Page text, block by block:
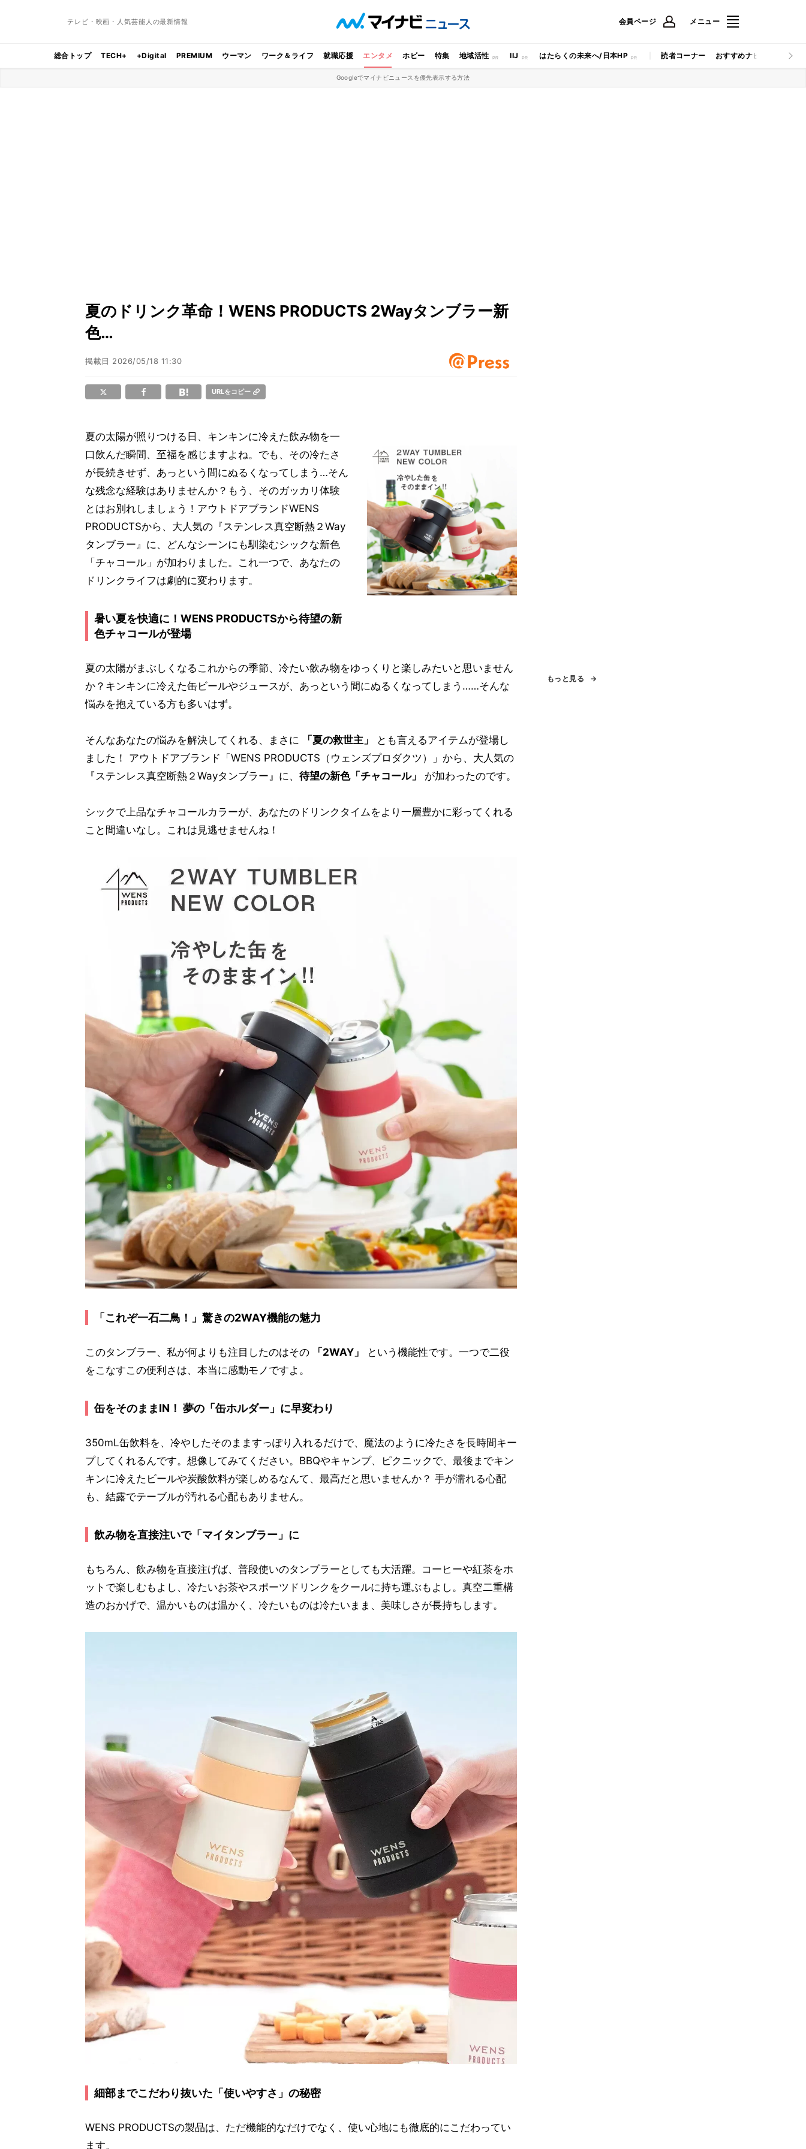
テレビ・映画・人気芸能人の最新情報 会員ページ メニュー
総合トップ TECH+ +Digital PREMIUM ウーマン ワーク＆ライフ 就職応援 エンタメ ホビー 特集 地域活性 IIJ はたらくの未来へ/日本HP 読者コーナー おすすめナビ マイナビ
Googleでマイナビニュースを優先表示する方法
夏のドリンク革命！WENS PRODUCTS 2Wayタンブラー新
色…
掲載日 2026/05/18 11:30
URLをコピー
夏の太陽が照りつける日、キンキンに冷えた飲み物を一
口飲んだ瞬間、至福を感じますよね。でも、その冷たさ
が長続きせず、あっという間にぬるくなってしまう…そん
な残念な経験はありませんか？もう、そのガッカリ体験
とはお別れしましょう！アウトドアブランドWENS
PRODUCTSから、大人気の『ステンレス真空断熱２Way
タンブラー』に、どんなシーンにも馴染むシックな新色
「チャコール」が加わりました。これ一つで、あなたの
ドリンクライフは劇的に変わります。
暑い夏を快適に！WENS PRODUCTSから待望の新
色チャコールが登場
夏の太陽がまぶしくなるこれからの季節、冷たい飲み物をゆっくりと楽しみたいと思いません
か？キンキンに冷えた缶ビールやジュースが、あっという間にぬるくなってしまう……そんな
悩みを抱えている方も多いはず。
そんなあなたの悩みを解決してくれる、まさに 「夏の救世主」
とも言えるアイテムが登場し
ました！ アウトドアブランド「WENS PRODUCTS（ウェンズプロダクツ）」から、大人気の
『ステンレス真空断熱２Wayタンブラー』に、 待望の新色「チャコール」 が加わったのです。
シックで上品なチャコールカラーが、あなたのドリンクタイムをより一層豊かに彩ってくれる
こと間違いなし。これは見逃せませんね！
「これぞ一石二鳥！」驚きの2WAY機能の魅力
このタンブラー、私が何よりも注目したのはその 「2WAY」
という機能性です。一つで二役
をこなすこの便利さは、本当に感動モノですよ。
缶をそのままIN！ 夢の「缶ホルダー」に早変わり
350mL缶飲料を、冷やしたそのまますっぽり入れるだけで、魔法のように冷たさを長時間キー
プしてくれるんです。想像してみてください。BBQやキャンプ、ピクニックで、最後までキン
キンに冷えたビールや炭酸飲料が楽しめるなんて、最高だと思いませんか？ 手が濡れる心配
も、結露でテーブルが汚れる心配もありません。
飲み物を直接注いで「マイタンブラー」に
もちろん、飲み物を直接注げば、普段使いのタンブラーとしても大活躍。コーヒーや紅茶をホ
ットで楽しむもよし、冷たいお茶やスポーツドリンクをクールに持ち運ぶもよし。真空二重構
造のおかげで、温かいものは温かく、冷たいものは冷たいまま、美味しさが長持ちします。
細部までこだわり抜いた「使いやすさ」の秘密
WENS PRODUCTSの製品は、ただ機能的なだけでなく、使い心地にも徹底的にこだわってい
ます。
もっと見る